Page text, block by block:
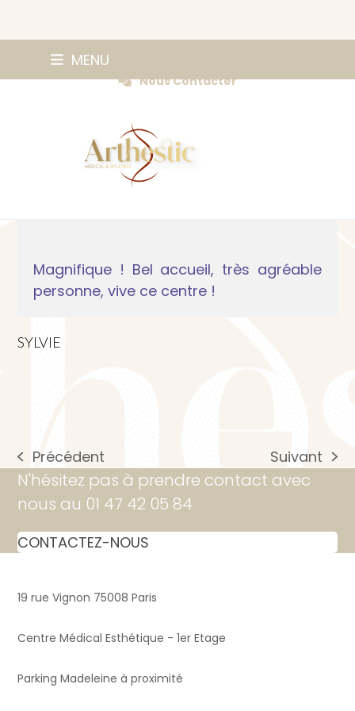
MENU
Nous Contacter
Magnifique ! Bel accueil, très agréable
personne, vive ce centre !
SYLVIE
previous
post:
Précédent
next
post:
Suivant
N'hésitez pas à prendre contact avec
nous au 01 47 42 05 84
CONTACTEZ-NOUS
19 rue Vignon 75008 Paris
Centre Médical Esthétique - 1er Etage
Parking Madeleine à proximité